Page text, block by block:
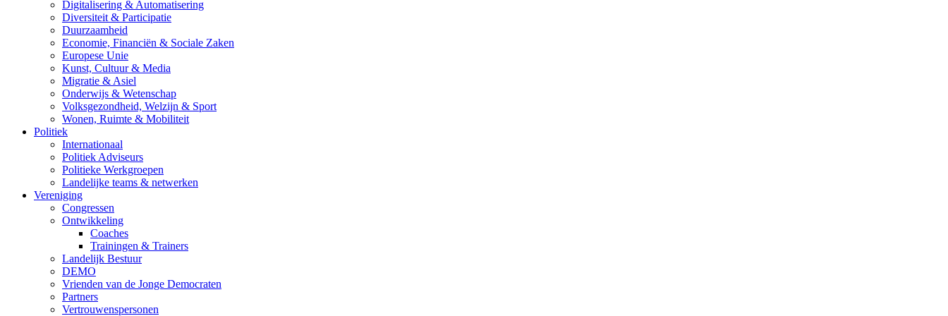
Digitalisering & Automatisering
Diversiteit & Participatie
Duurzaamheid
Economie, Financiën & Sociale Zaken
Europese Unie
Kunst, Cultuur & Media
Migratie & Asiel
Onderwijs & Wetenschap
Volksgezondheid, Welzijn & Sport
Wonen, Ruimte & Mobiliteit
Politiek
Internationaal
Politiek Adviseurs
Politieke Werkgroepen
Landelijke teams & netwerken
Vereniging
Congressen
Ontwikkeling
Coaches
Trainingen & Trainers
Landelijk Bestuur
DEMO
Vrienden van de Jonge Democraten
Partners
Vertrouwenspersonen